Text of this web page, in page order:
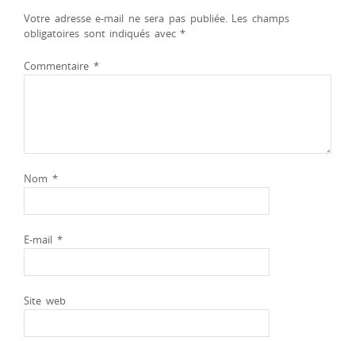
Votre adresse e-mail ne sera pas publiée. Les champs
obligatoires sont indiqués avec*
Commentaire *
Nom *
E-mail *
Site web